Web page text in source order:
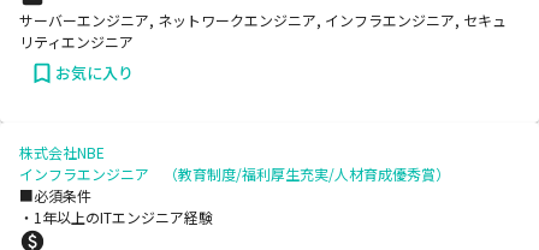
サーバーエンジニア, ネットワークエンジニア, インフラエンジニア, セキュ
リティエンジニア
お気に入り
株式会社NBE
インフラエンジニア （教育制度/福利厚生充実/人材育成優秀賞）
■必須条件
・1年以上のITエンジニア経験